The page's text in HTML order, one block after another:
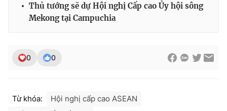
Cơ quan chủ quản:Đài Truyền hình Việt Nam
Cơ quan báo chí:Thời báo VTV
Tổng Biên tập:
Tổng đài VTV:024.38 355 931 - 024.38 355 932
Thủ tướng sẽ dự Hội nghị Cấp cao Ủy hội sông
Mekong tại Campuchia
0 0
Từ khóa:
Hội nghị cấp cao ASEAN